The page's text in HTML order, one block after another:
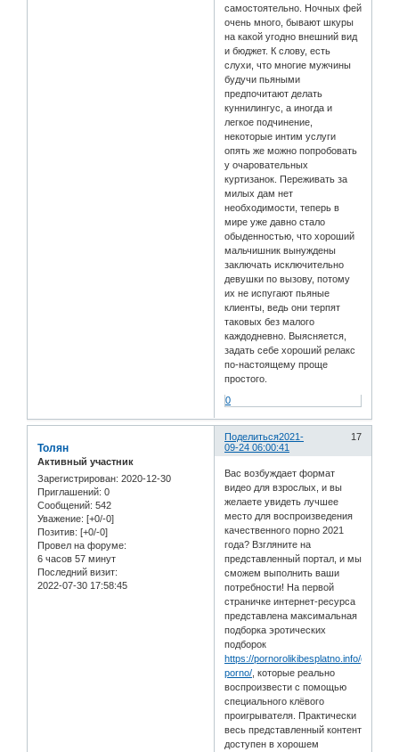
самостоятельно. Ночных фей
очень много, бывают шкуры
на какой угодно внешний вид
и бюджет. К слову, есть
слухи, что многие мужчины
будучи пьяными
предпочитают делать
куннилингус, а иногда и
легкое подчинение,
некоторые интим услуги
опять же можно попробовать
у очаровательных
куртизанок. Переживать за
милых дам нет
необходимости, теперь в
мире уже давно стало
обыденностью, что хороший
мальчишник вынуждены
заключать исключительно
девушки по вызову, потому
их не испугают пьяные
клиенты, ведь они терпят
таковых без малого
каждодневно. Выясняется,
задать себе хороший релакс
по-настоящему проще
простого.
0
Поделиться 17
2021-
09-24 06:00:41
Толян
Активный участник
Зарегистрирован: 2020-12-30
Приглашений: 0
Сообщений: 542
Уважение: [+0/-0]
Позитив: [+0/-0]
Провел на форуме:
6 часов 57 минут
Последний визит:
2022-07-30 17:58:45
Вас возбуждает формат
видео для взрослых, и вы
желаете увидеть лучшее
место для воспроизведения
качественного порно 2021
года? Взгляните на
представленный портал, и мы
сможем выполнить ваши
потребности! На первой
страничке интернет-ресурса
представлена максимальная
подборка эротических
подборок
https://pornorolikibesplatno.info/
porno/ , которые реально
воспроизвести с помощью
специального клёвого
проигрывателя. Практически
весь представленный контент
доступен в хорошем